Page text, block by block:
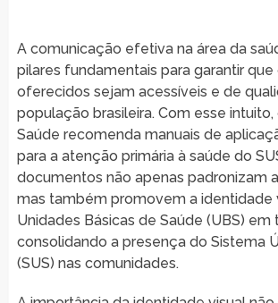
A comunicação efetiva na área da
pilares fundamentais para garantir que
oferecidos sejam acessíveis e de
população brasileira. Com esse intuito,
Saúde recomenda manuais de
para a atenção primária à saúde do
documentos não apenas padronizam
mas também promovem a identidade
Unidades Básicas de Saúde (UBS) em
consolidando a presença do Sistema
(SUS) nas comunidades.